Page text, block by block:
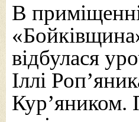
В
відбулася
Іллі
Кур’яником.